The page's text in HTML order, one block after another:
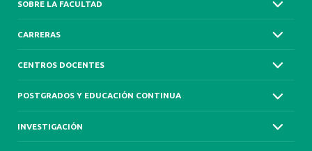
SOBRE LA FACULTAD
CARRERAS
CENTROS DOCENTES
POSTGRADOS Y EDUCACIÓN CONTINUA
INVESTIGACIÓN